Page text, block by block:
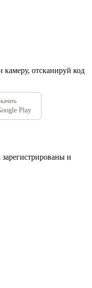
камеру, отсканируй код
Play
и